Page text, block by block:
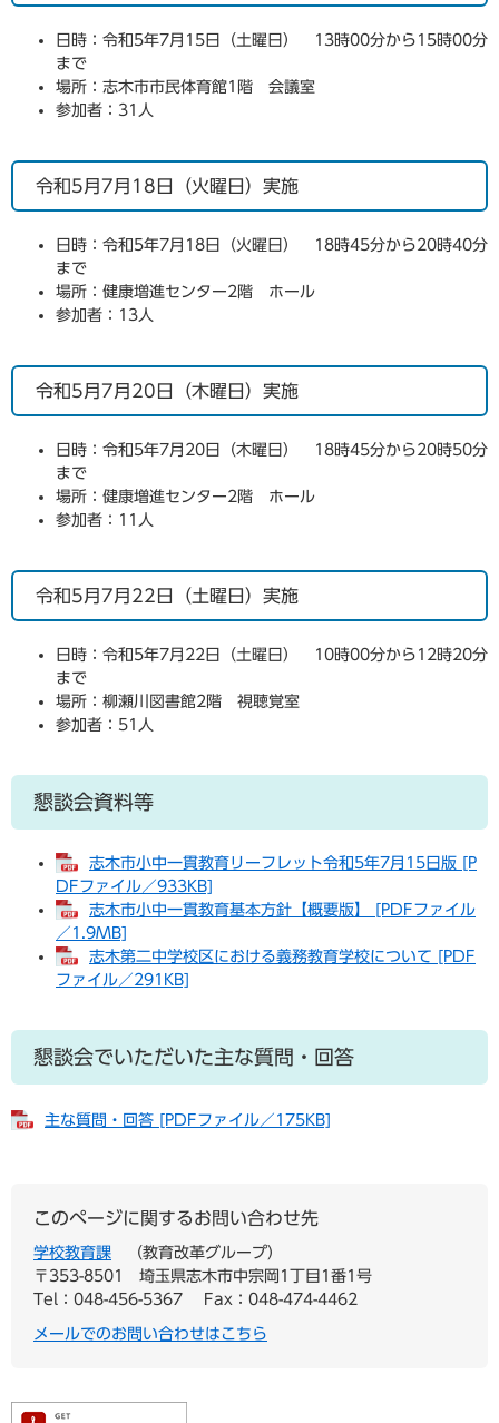
日時：令和5年7月15日（土曜日） 13時00分から15時00分
まで
場所：志木市市民体育館1階 会議室
参加者：31人
令和5月7月18日（火曜日）実施
日時：令和5年7月18日（火曜日） 18時45分から20時40分
まで
場所：健康増進センター2階 ホール
参加者：13人
令和5月7月20日（木曜日）実施
日時：令和5年7月20日（木曜日） 18時45分から20時50分
まで
場所：健康増進センター2階 ホール
参加者：11人
令和5月7月22日（土曜日）実施
日時：令和5年7月22日（土曜日） 10時00分から12時20分
まで
場所：柳瀬川図書館2階 視聴覚室
参加者：51人
懇談会資料等
志木市小中一貫教育リーフレット令和5年7月15日版 [P
DFファイル／933KB]
志木市小中一貫教育基本方針【概要版】 [PDFファイル
／1.9MB]
志木第二中学校区における義務教育学校について [PDF
ファイル／291KB]
懇談会でいただいた主な質問・回答
主な質問・回答 [PDFファイル／175KB]
このページに関するお問い合わせ先
学校教育課
教育改革グループ
〒353-8501
埼玉県志木市中宗岡1丁目1番1号
Tel：048-456-5367
Fax：048-474-4462
メールでのお問い合わせはこちら